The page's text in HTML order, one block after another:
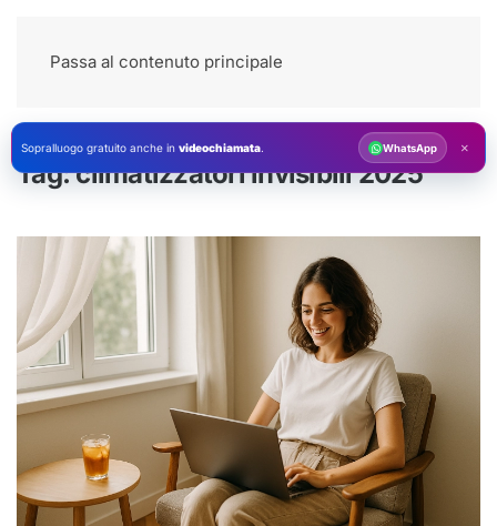
Passa al contenuto principale
Tag:climatizzatori invisibili 2025
Sopralluogo gratuito anche in videochiamata. WhatsApp ×